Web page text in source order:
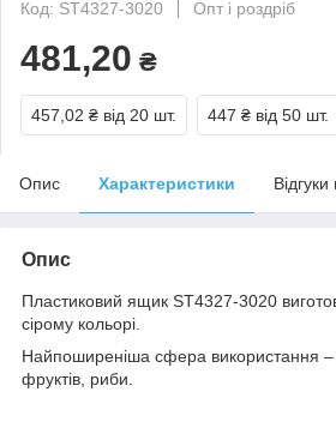
Код: ST4327-3020
Опт і роздріб
481,20 ₴
457,02 ₴ від 20 шт. 447 ₴ від 50 шт.
Опис Характеристики
Опис
Пластиковий ящик ST4327-3020
сірому кольорі.
Найпоширеніша сфера використання –
фруктів, риби.